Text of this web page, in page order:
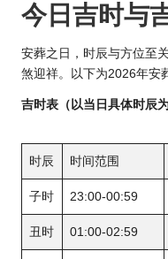
今日吉时与
安葬之日，时辰与方位至
煞迎祥。以下为2026年安
吉时表（以当日具体时辰为
时辰 时间范围
子时 23:00-00:59
丑时 01:00-02:59